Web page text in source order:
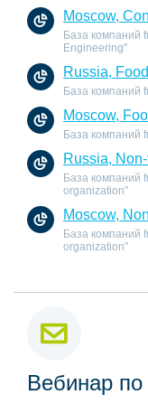
Moscow,
База компаний
Engineering"
Russia,
База компаний
Moscow,
База компаний
Russia,
База компаний
organization"
Moscow,
База компаний
organization"
Вебинар по